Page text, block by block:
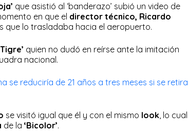
que asistió al ‘banderazo’ subió un video de
en que el director técnico, Ricardo
que lo trasladaba hacia el aeropuerto.
quien no dudó en reírse ante la imitación
nacional.
se reduciría de 21 años a tres meses si se retira
se visitó igual que él y con el mismo look , lo cual
de la ‘Bicolor’.